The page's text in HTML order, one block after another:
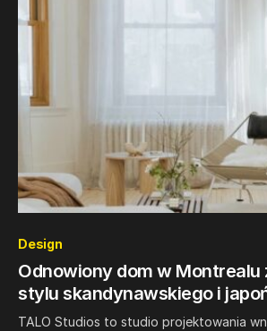
Design
Odnowiony dom w Montrealu
stylu skandynawskiego i
TALO Studios to studio projektowania